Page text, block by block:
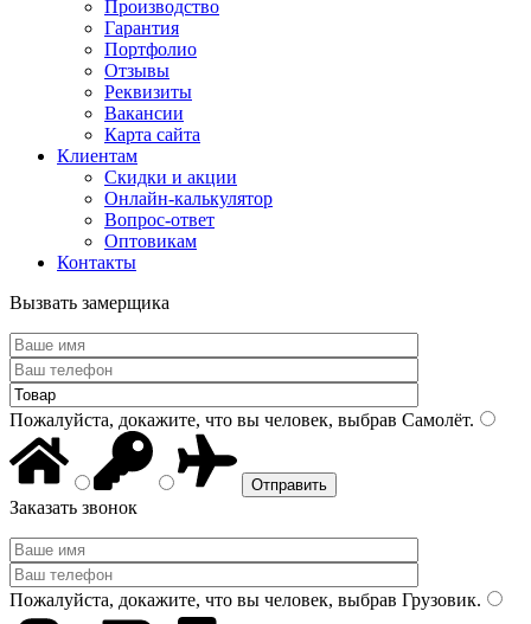
Производство
Гарантия
Портфолио
Отзывы
Реквизиты
Вакансии
Карта сайта
Клиентам
Скидки и акции
Онлайн-калькулятор
Вопрос-ответ
Оптовикам
Контакты
Вызвать замерщика
Пожалуйста, докажите, что вы человек, выбрав Самолёт.
Заказать звонок
Пожалуйста, докажите, что вы человек, выбрав Грузовик.